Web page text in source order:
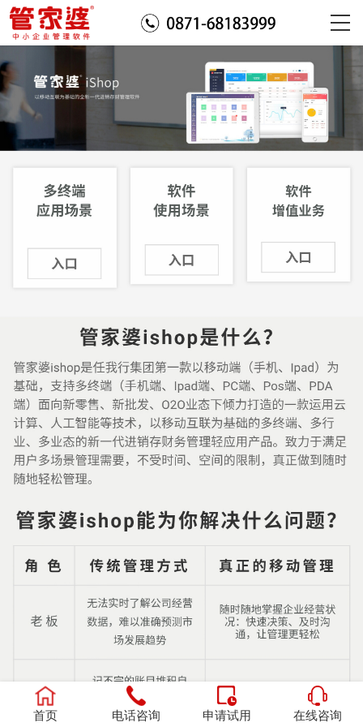
首页 电话咨询 申请试用 在线咨询